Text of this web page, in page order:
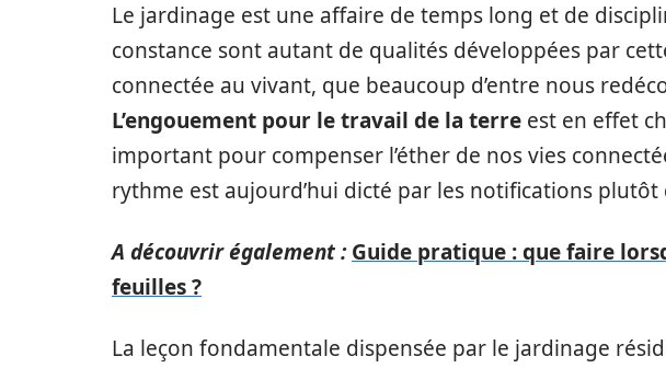
Le jardinage est une affaire de temps long et de
constance sont autant de qualités développées par
connectée au vivant, que beaucoup d’entre nous
L’engouement pour le travail de la terre est en effet
important pour compenser l’éther de nos vies
rythme est aujourd’hui dicté par les notifications plutôt
A découvrir également : Guide pratique : que faire
feuilles ?
La leçon fondamentale dispensée par le jardinage